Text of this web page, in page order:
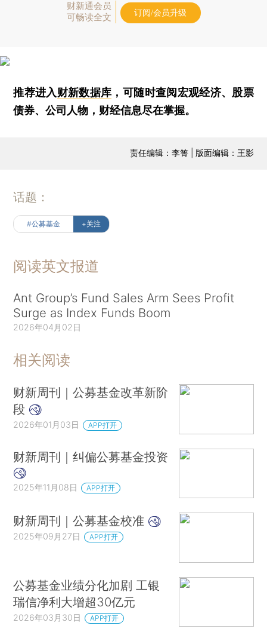
财新通会员
可畅读全文
订阅/会员升级
推荐进入财新数据库 ，可随时查阅宏观经济、股票
债券、公司人物，财经信息尽在掌握。
责任编辑：李箐 | 版面编辑：王影
话题：
#公募基金 +关注
阅读英文报道
Ant Group’s Fund Sales Arm Sees Profit
Surge as Index Funds Boom
2026年04月02日
相关阅读
财新周刊｜公募基金改革新阶
段
2026年01月03日 APP打开
财新周刊｜纠偏公募基金投资
2025年11月08日 APP打开
财新周刊｜公募基金校准
2025年09月27日 APP打开
公募基金业绩分化加剧 工银
瑞信净利大增超30亿元
2026年03月30日 APP打开